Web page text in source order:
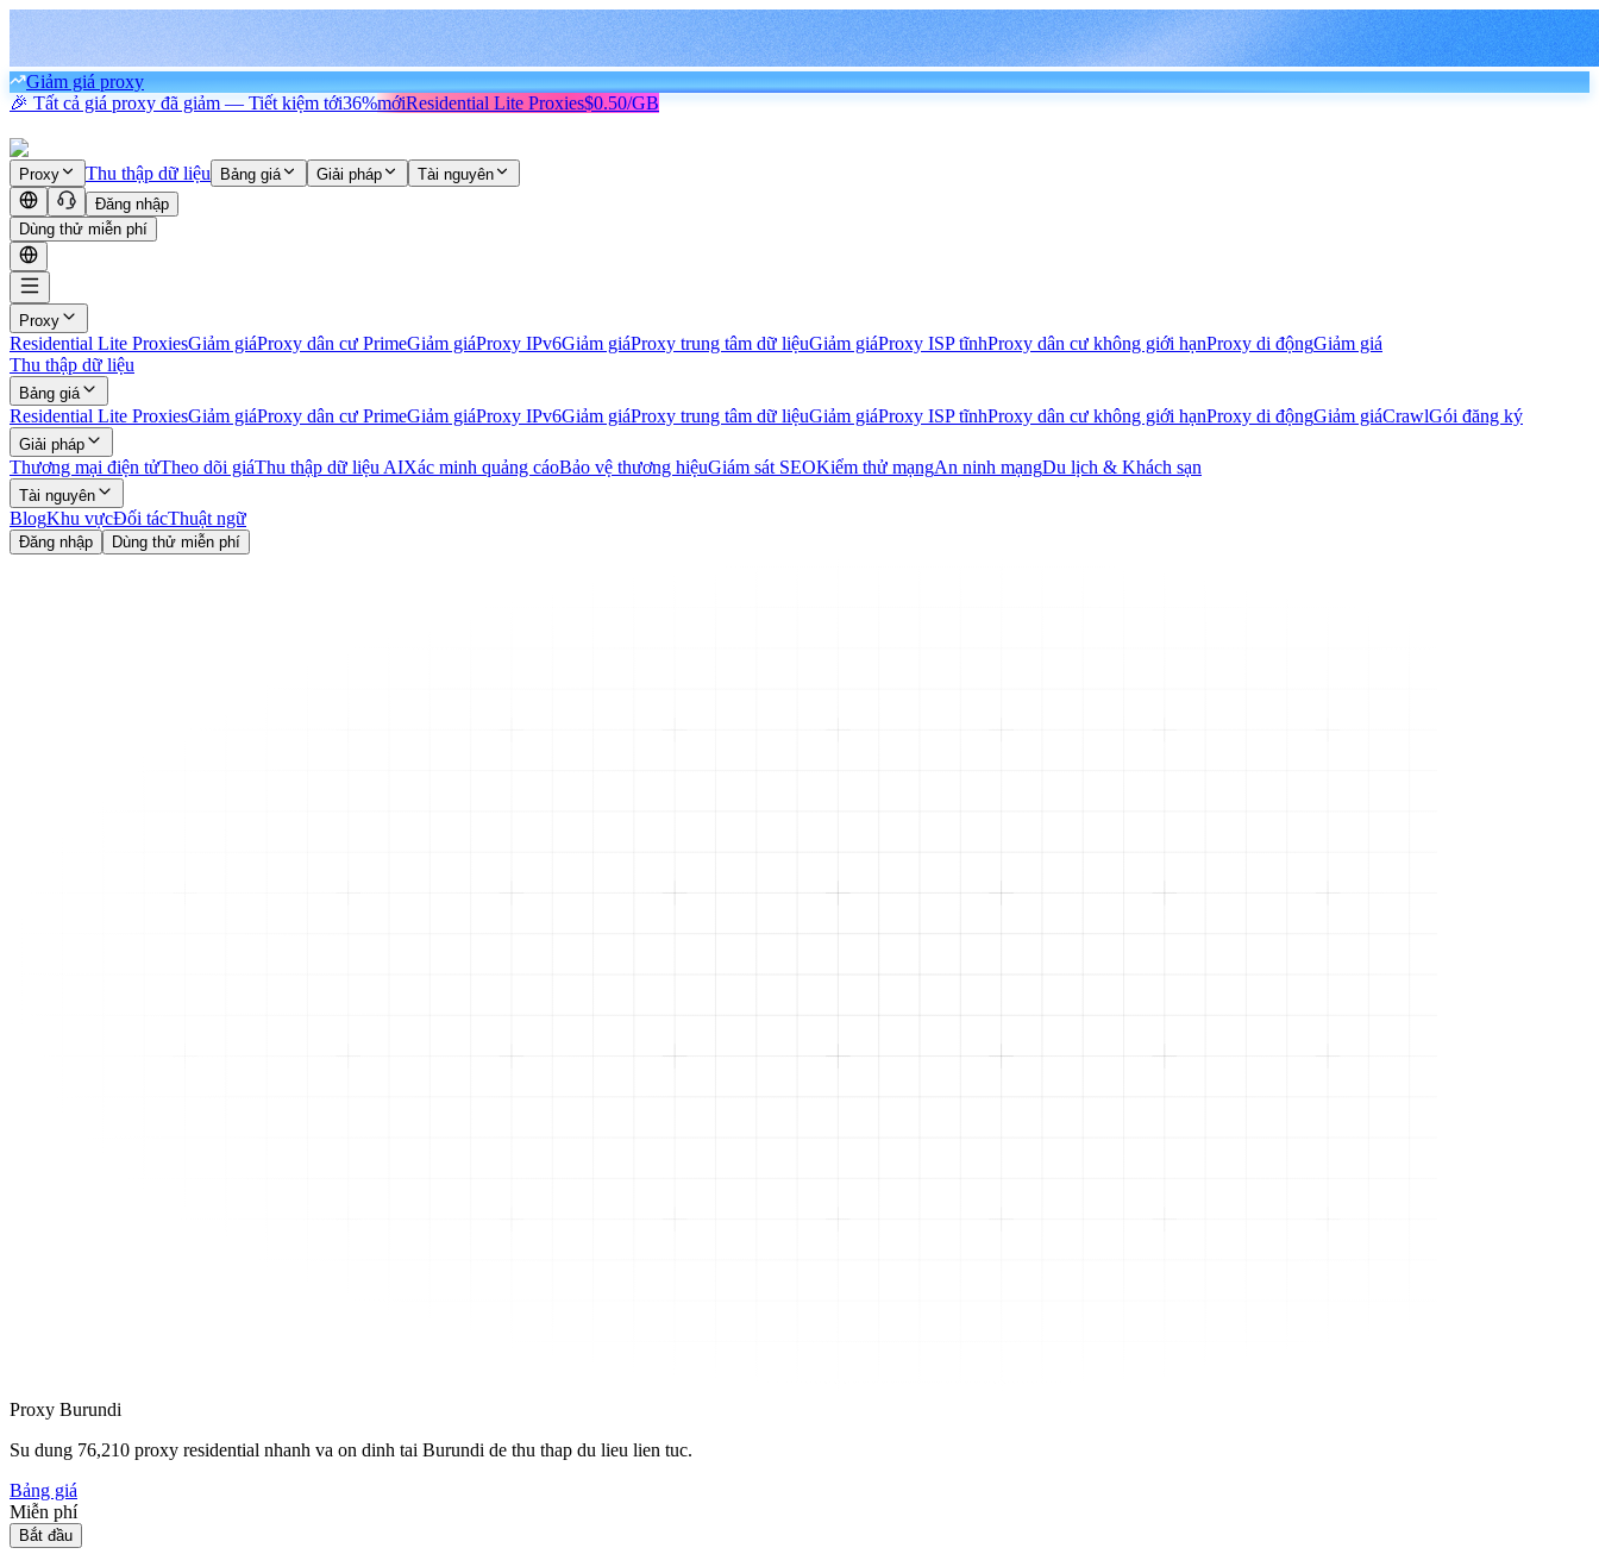
Giảm giá proxy
🎉 Tất cả giá proxy đã giảm — Tiết kiệm tới36%mớiResidential Lite Proxies$0.50/GB
Proxy Thu thập dữ liệu Bảng giá Giải pháp
Tài nguyên
Đăng nhập
Dùng thử miễn phí
Proxy
Residential Lite ProxiesGiảm giáProxy dân cư PrimeGiảm giáProxy IPv6Giảm giáProxy trung tâm dữ liệuGiảm giáProxy ISP tĩnhProxy dân cư không giới hạnProxy di độngGiảm giá
Thu thập dữ liệu
Bảng giá
Residential Lite ProxiesGiảm giáProxy dân cư PrimeGiảm giáProxy IPv6Giảm giáProxy trung tâm dữ liệuGiảm giáProxy ISP tĩnhProxy dân cư không giới hạnProxy di độngGiảm giáCrawlGói đăng ký
Giải pháp
Thương mại điện tửTheo dõi giáThu thập dữ liệu AIXác minh quảng cáoBảo vệ thương hiệuGiám sát SEOKiểm thử mạngAn ninh mạngDu lịch & Khách sạn
Tài nguyên
BlogKhu vựcĐối tácThuật ngữ
Đăng nhập Dùng thử miễn phí
Proxy Burundi
Su dung 76,210 proxy residential nhanh va on dinh tai Burundi de thu thap du lieu lien tuc.
Bảng giá
Miễn phí
Bắt đầu